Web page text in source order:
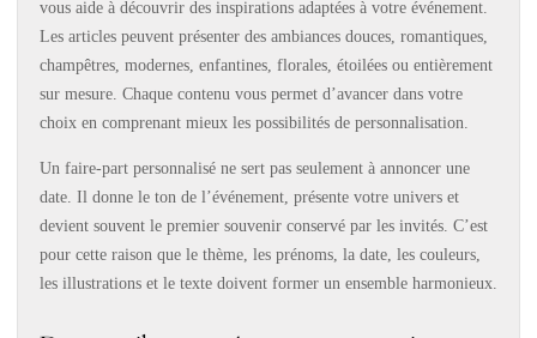
vous aide à découvrir des inspirations adaptées à votre événement.
Les articles peuvent présenter des ambiances douces, romantiques,
champêtres, modernes, enfantines, florales, étoilées ou entièrement
sur mesure. Chaque contenu vous permet d’avancer dans votre
choix en comprenant mieux les possibilités de personnalisation.
Un faire-part personnalisé ne sert pas seulement à annoncer une
date. Il donne le ton de l’événement, présente votre univers et
devient souvent le premier souvenir conservé par les invités. C’est
pour cette raison que le thème, les prénoms, la date, les couleurs,
les illustrations et le texte doivent former un ensemble harmonieux.